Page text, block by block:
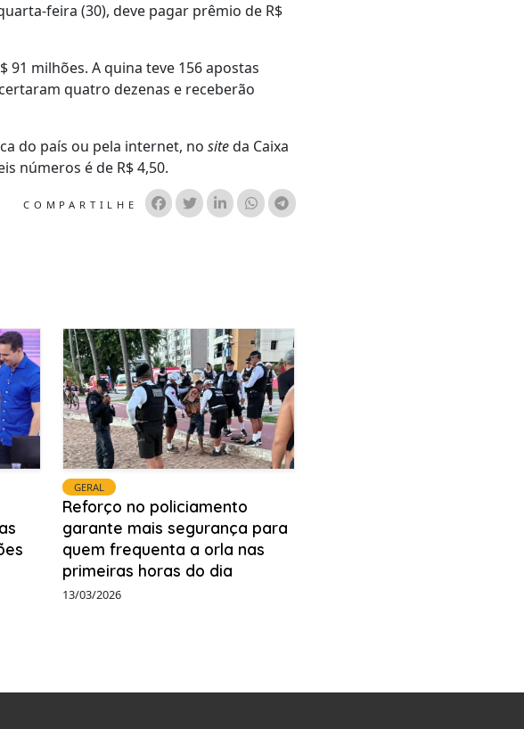
feira (30), deve pagar prêmio de R$
91 milhões. A quina teve 156 apostas
quatro dezenas e receberão
do país ou pela internet, no siteda Caixa
números é de R$ 4,50.
COMPARTILHE
GERAL
Reforço no policiamento
garante mais segurança para
quem frequenta a orla nas
primeiras horas do dia
13/03/2026